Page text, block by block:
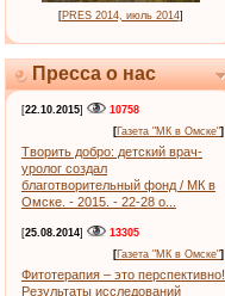
[PRES 2014, июль 2014]
Пресса о нас
[22.10.2015]
10758
[Газета "МК в Омске"]
Творить добро: детский врач-
уролог создал
благотворительный фонд / МК в
Омске. - 2015. - 22-28 о...
[25.08.2014]
13305
[Газета "МК в Омске"]
Фитотерапия – это перспективно!
Результаты исследований